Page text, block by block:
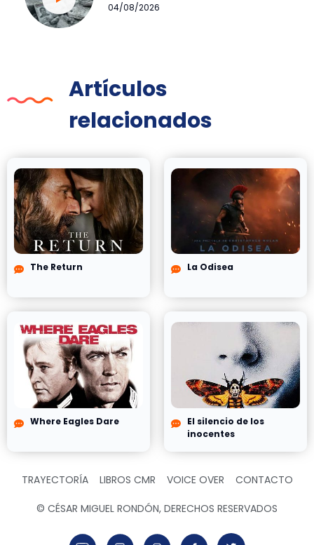
04/08/2026
Artículos
relacionados
The Return La Odisea
Where Eagles Dare
El silencio de los
inocentes
TRAYECTORÍA LIBROS CMR VOICE OVER CONTACTO
© CÉSAR MIGUEL RONDÓN, DERECHOS RESERVADOS